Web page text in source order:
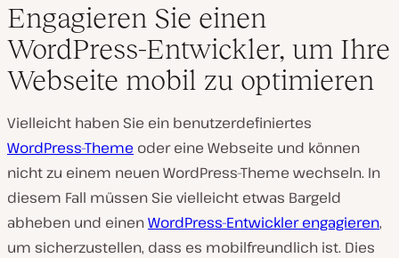
Engagieren Sie einen
WordPress-Entwickler, um Ihre
Webseite mobil zu optimieren
Vielleicht haben Sie ein benutzerdefiniertes
WordPress-Theme oder eine Webseite und können
nicht zu einem neuen WordPress-Theme wechseln. In
diesem Fall müssen Sie vielleicht etwas Bargeld
abheben und einenWordPress-Entwickler engagieren,
um sicherzustellen, dass es mobilfreundlich ist. Dies